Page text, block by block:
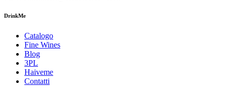
DrinkMe
Catalogo
Fine Wines
Blog
3PL
Haiveme
Contatti